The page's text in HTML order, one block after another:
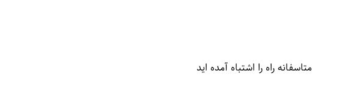
متاسفانه راه را اشتباه آمده اید